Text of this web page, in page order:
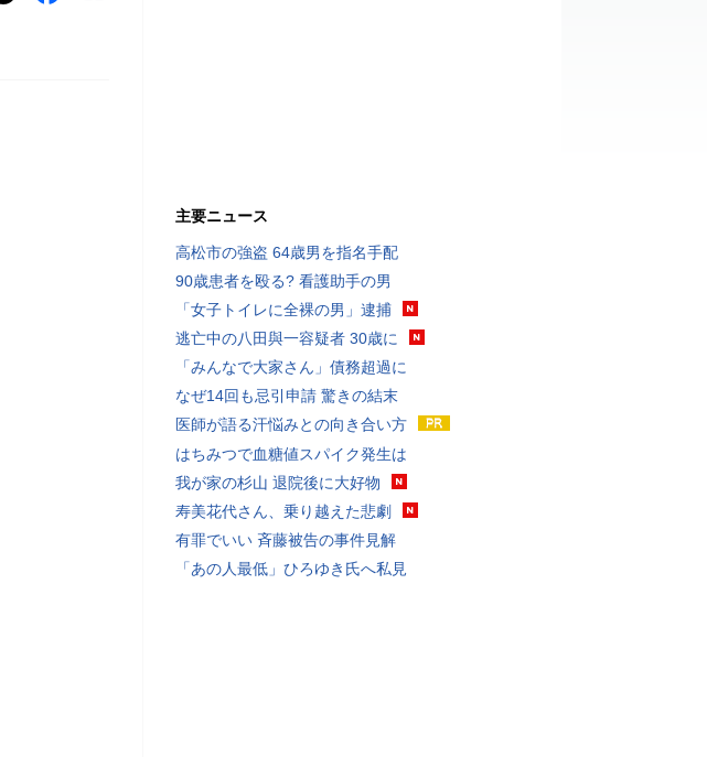
主要ニュース
高松市の強盗 64歳男を指名手配
90歳患者を殴る? 看護助手の男
「女子トイレに全裸の男」逮捕
逃亡中の八田與一容疑者 30歳に
「みんなで大家さん」債務超過に
なぜ14回も忌引申請 驚きの結末
医師が語る汗悩みとの向き合い方
はちみつで血糖値スパイク発生は
我が家の杉山 退院後に大好物
寿美花代さん、乗り越えた悲劇
有罪でいい 斉藤被告の事件見解
「あの人最低」ひろゆき氏へ私見